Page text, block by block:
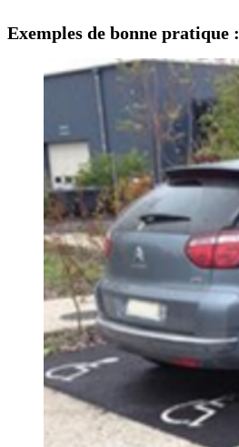
Exemples de bonne pratique :